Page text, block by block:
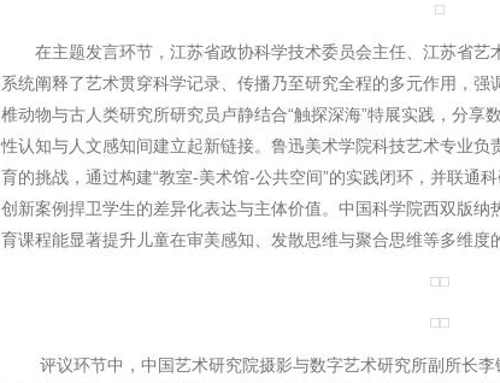
在主题发言环节，江苏省政协科学技术委员会主任、江苏省艺
系统阐释了艺术贯穿科学记录、传播乃至研究全程的多元作用，
椎动物与古人类研究所研究员卢静结合“触探深海”特展实践，分
性认知与人文感知间建立起新链接。鲁迅美术学院科技艺术专业负
育的挑战，通过构建“教室-美术馆-公共空间”的实践闭环，并联通
创新案例捍卫学生的差异化表达与主体价值。中国科学院西双版
育课程能显著提升儿童在审美感知、发散思维与聚合思维等多维度
评议环节中，中国艺术研究院摄影与数字艺术研究所副所长李